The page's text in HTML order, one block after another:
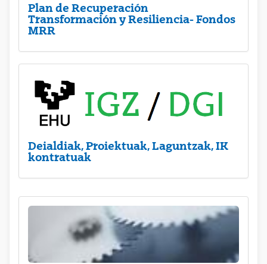
Plan de Recuperación
Transformación y Resiliencia- Fondos
MRR
Deialdiak, Proiektuak, Laguntzak, IK
kontratuak